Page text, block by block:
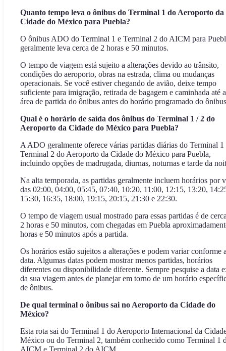
Quanto tempo leva o ônibus do Terminal 1 do Aeroporto da
Cidade do México para Puebla?
O ônibus ADO do Terminal 1 e Terminal 2 do AICM para
geralmente leva cerca de 2 horas e 50 minutos.
O tempo de viagem está sujeito a alterações devido ao trânsito,
condições do aeroporto, obras na estrada, clima ou mudanças
operacionais. Se você estiver chegando de avião, deixe tempo
suficiente para imigração, retirada de bagagem e caminhada até a
área de partida do ônibus antes do horário programado do
Qual é o horário de saída dos ônibus do Terminal 1 / 2 do
Aeroporto da Cidade do México para Puebla?
A ADO geralmente oferece várias partidas diárias do Terminal 1
Terminal 2 do Aeroporto da Cidade do México para Puebla,
incluindo opções de madrugada, diurnas, noturnas e tarde da
Na alta temporada, as partidas geralmente incluem horários por
das 02:00, 04:00, 05:45, 07:40, 10:20, 11:00, 12:15, 13:20,
15:30, 16:35, 18:00, 19:15, 20:15, 21:30 e 22:30.
O tempo de viagem usual mostrado para essas partidas é de
2 horas e 50 minutos, com chegadas em Puebla
horas e 50 minutos após a partida.
Os horários estão sujeitos a alterações e podem variar conforme
data. Algumas datas podem mostrar menos partidas, horários
diferentes ou disponibilidade diferente. Sempre pesquise a data
da sua viagem antes de planejar em torno de um horário
de ônibus.
De qual terminal o ônibus sai no Aeroporto da Cidade do
México?
Esta rota sai do Terminal 1 do Aeroporto Internacional da
México ou do Terminal 2, também conhecido como Terminal 1
AICM e Terminal 2 do AICM.